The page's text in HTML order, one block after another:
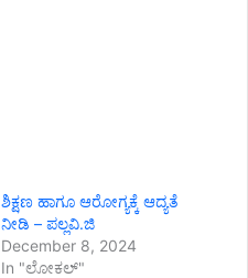
ಶಿಕ್ಷಣ ಹಾಗೂ ಆರೋಗ್ಯಕ್ಕೆ ಆದ್ಯತೆ
ನೀಡಿ – ಪಲ್ಲವಿ.ಜಿ
December 8, 2024
In "ಲೋಕಲ್"